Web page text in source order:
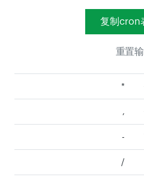
复制cron
重置
*
,
-
/